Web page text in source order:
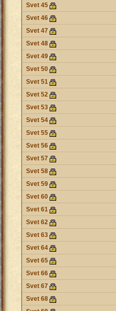
Svet 45
Svet 46
Svet 47
Svet 48
Svet 49
Svet 50
Svet 51
Svet 52
Svet 53
Svet 54
Svet 55
Svet 56
Svet 57
Svet 58
Svet 59
Svet 60
Svet 61
Svet 62
Svet 63
Svet 64
Svet 65
Svet 66
Svet 67
Svet 68